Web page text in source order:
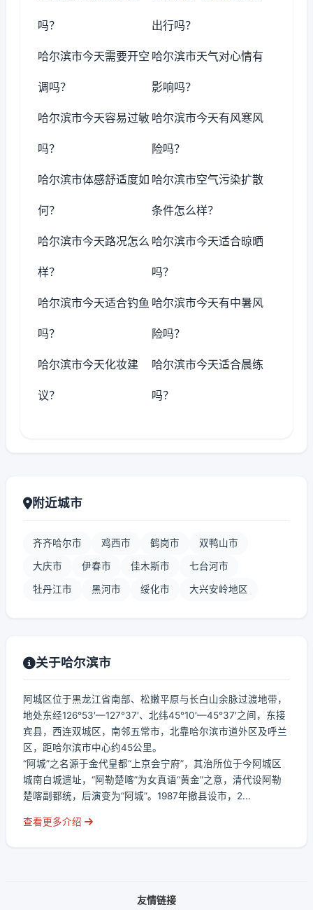
吗？ 出行吗？
哈尔滨市今天需要开空
调吗？
哈尔滨市天气对心情有
影响吗？
哈尔滨市今天容易过敏
吗？
哈尔滨市今天有风寒风
险吗？
哈尔滨市体感舒适度如
何？
哈尔滨市空气污染扩散
条件怎么样？
哈尔滨市今天路况怎么
样？
哈尔滨市今天适合晾晒
吗？
哈尔滨市今天适合钓鱼
吗？
哈尔滨市今天有中暑风
险吗？
哈尔滨市今天化妆建
议？
哈尔滨市今天适合晨练
吗？
附近城市
齐齐哈尔市 鸡西市 鹤岗市 双鸭山市
大庆市 伊春市 佳木斯市 七台河市
牡丹江市 黑河市 绥化市 大兴安岭地区
关于哈尔滨市
阿城区位于黑龙江省南部、松嫩平原与长白山余脉过渡地带，
地处东经126°53′—127°37′、北纬45°10′—45°37′之间，东接
宾县，西连双城区，南邻五常市，北靠哈尔滨市道外区及呼兰
区，距哈尔滨市中心约45公里。
“阿城”之名源于金代皇都“上京会宁府”，其治所位于今阿城区
城南白城遗址，“阿勒楚喀”为女真语“黄金”之意，清代设阿勒
楚喀副都统，后演变为“阿城”。1987年撤县设市，2...
查看更多介绍
友情链接